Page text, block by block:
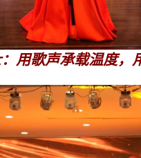
用歌声承载温度，